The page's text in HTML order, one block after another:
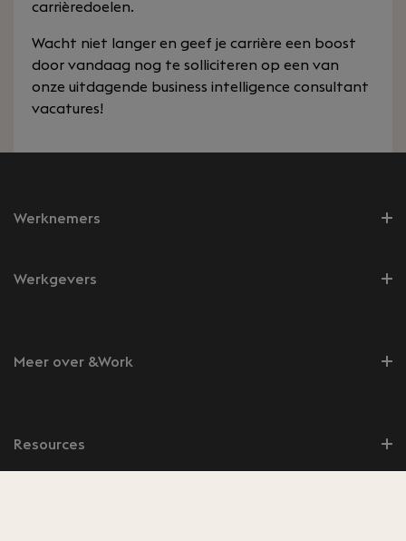
carrièredoelen.
Wacht niet langer en geef je carrière een boost
door vandaag nog te solliciteren op een van
onze uitdagende business intelligence consultant
vacatures!
Werknemers
Werkgevers
Meer over &Work
Resources